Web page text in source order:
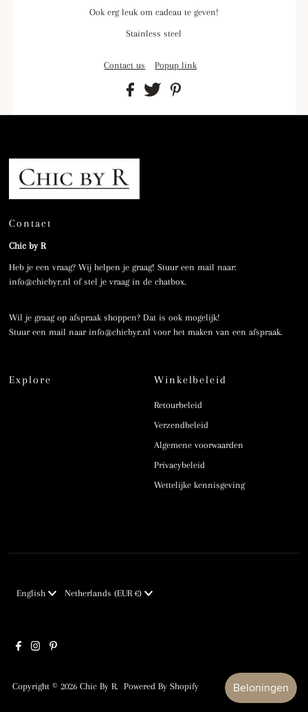
Ook erg leuk om cadeau te geven!
Stainless steel
Contact us Popup link
Contact
Chic by R
Heb je een vraag? Wij helpen je graag! Stuur een mail naar:
info@chicbyr.nl of stel je vraag in de chatbox.
Wil je graag op afspraak shoppen? Dat is ook mogelijk!
Stuur een mail naar info@chicbyr.nl voor het maken van een afspraak.
Explore Winkelbeleid
Retourbeleid
Verzendbeleid
Algemene voorwaarden
Privacybeleid
Wettelijke kennisgeving
Copyright © 2026 Chic By R. Powered By Shopify
English Netherlands (EUR €)